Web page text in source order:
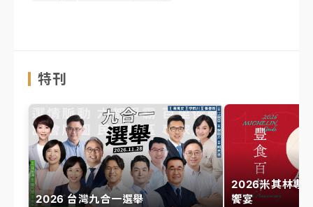
特刊
2026 台灣九合一選舉
2026米其林專
饗宴